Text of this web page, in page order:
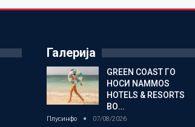
Галерија
GREEN COAST ГО
НОСИ NAMMOS
HOTELS & RESORTS
ВО…
Плусинфо 07/08/2026